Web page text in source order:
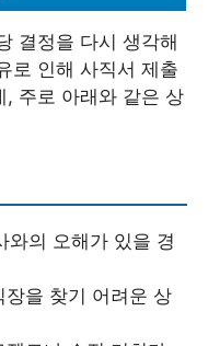
결정을 다시 생각해
로 인해 사직서 제출
, 주로 아래와 같은 상
와의 오해가 있을 경
장을 찾기 어려운 상